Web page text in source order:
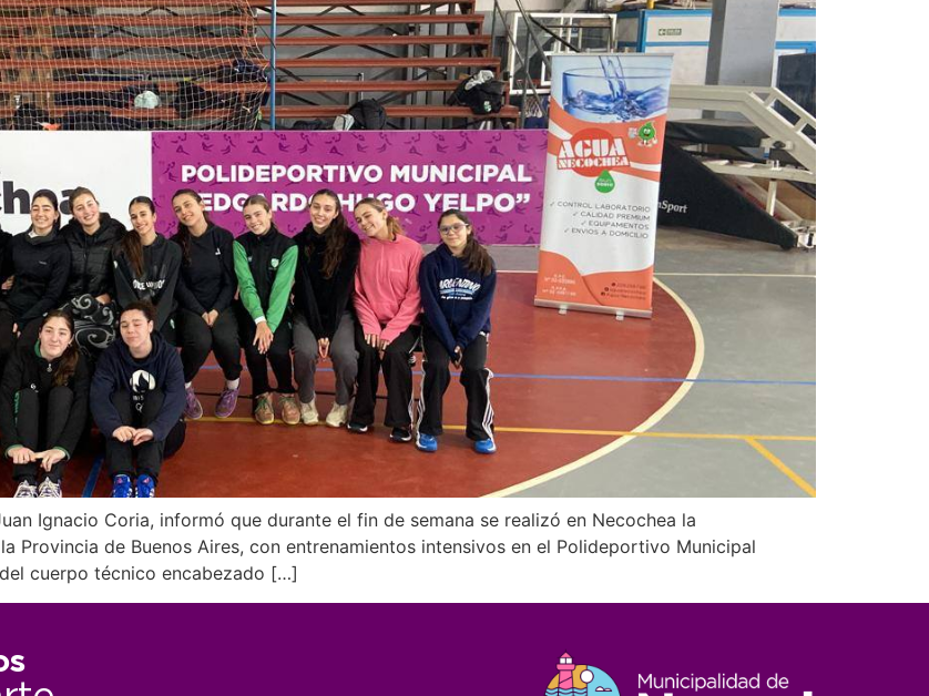
Ignacio Coria, informó que durante el fin de semana se realizó en Necochea la
Provincia de Buenos Aires, con entrenamientos intensivos en el Polideportivo Municipal
cuerpo técnico encabezado […]